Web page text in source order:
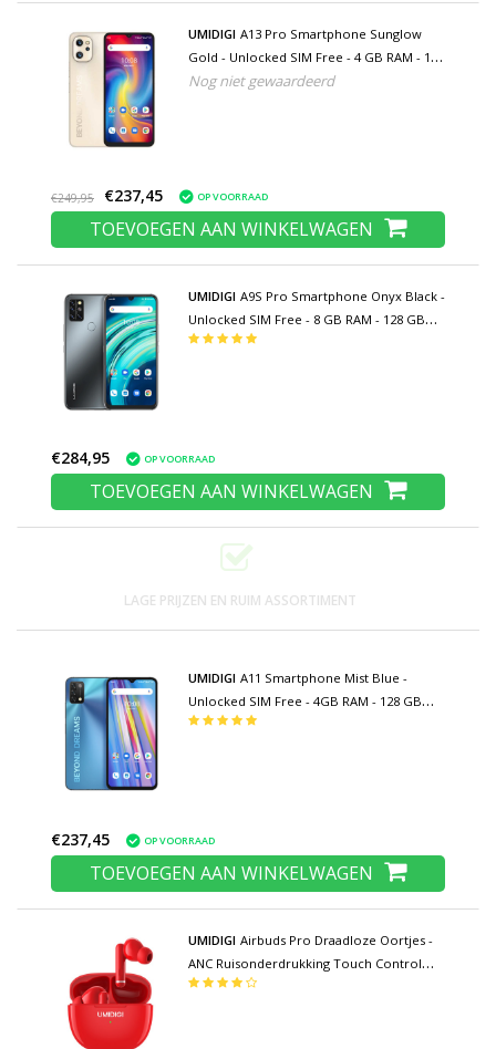
UMIDIGI A13 Pro Smartphone Sunglow
Gold - Unlocked SIM Free - 4 GB RAM - 128
GB Opslag - 48MP Camera - 5150mAh
Nog niet gewaardeerd
€249,95 €237,45 OP VOORRAAD
TOEVOEGEN AAN WINKELWAGEN
UMIDIGI A9S Pro Smartphone Onyx Black -
Unlocked SIM Free - 8 GB RAM - 128 GB
Opslag - 48MP Quad Camera - 4150mAh
€284,95 OP VOORRAAD
TOEVOEGEN AAN WINKELWAGEN
LAGE PRIJZEN EN RUIM ASSORTIMENT
UMIDIGI A11 Smartphone Mist Blue -
Unlocked SIM Free - 4GB RAM - 128 GB
Opslag - 16MP Triple Camera - 5150mAh
€237,45 OP VOORRAAD
TOEVOEGEN AAN WINKELWAGEN
UMIDIGI Airbuds Pro Draadloze Oortjes -
ANC Ruisonderdrukking Touch Control
Oordopjes TWS Bluetooth 5.1 Earphones